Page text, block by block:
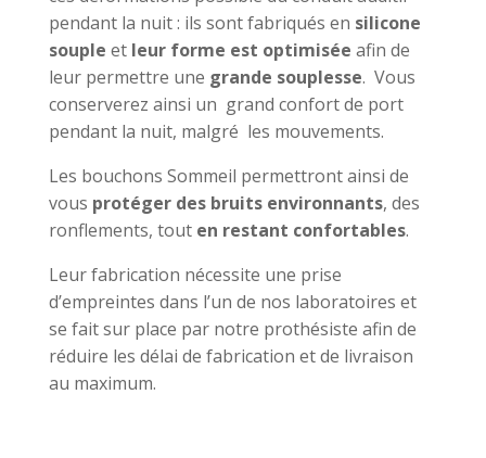
pendant la nuit : ils sont fabriqués en silicone
souple et leur forme est optimisée afin de
leur permettre une grande souplesse. Vous
conserverez ainsi un grand confort de port
pendant la nuit, malgré les mouvements.
Les bouchons Sommeil permettront ainsi de
vous protéger des bruits environnants, des
ronflements, touten restant confortables.
Leur fabrication nécessite une prise
d’empreintes dans l’un de nos laboratoires et
se fait sur place par notre prothésiste afin de
réduire les délai de fabrication et de livraison
au maximum.